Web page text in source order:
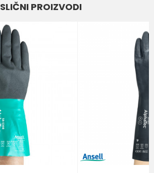
RUKAVICE ZA ZAŠTITU OD
ANSELL
POŠALJI
SLIČNI PROIZVODI